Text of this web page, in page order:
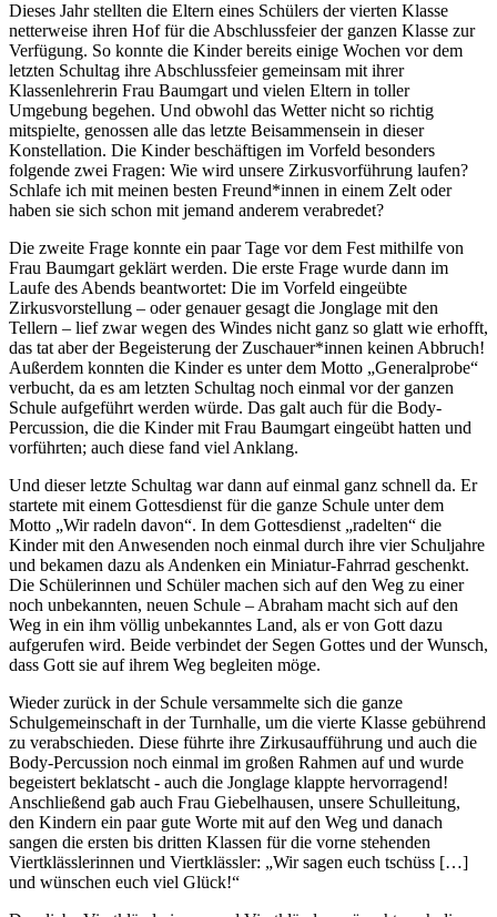
Dieses Jahr stellten die Eltern eines Schülers der vierten Klasse
netterweise ihren Hof für die Abschlussfeier der ganzen Klasse zur
Verfügung. So konnte die Kinder bereits einige Wochen vor dem
letzten Schultag ihre Abschlussfeier gemeinsam mit ihrer
Klassenlehrerin Frau Baumgart und vielen Eltern in toller
Umgebung begehen. Und obwohl das Wetter nicht so richtig
mitspielte, genossen alle das letzte Beisammensein in dieser
Konstellation. Die Kinder beschäftigen im Vorfeld besonders
folgende zwei Fragen: Wie wird unsere Zirkusvorführung laufen?
Schlafe ich mit meinen besten Freund*innen in einem Zelt oder
haben sie sich schon mit jemand anderem verabredet?
Die zweite Frage konnte ein paar Tage vor dem Fest mithilfe von
Frau Baumgart geklärt werden. Die erste Frage wurde dann im
Laufe des Abends beantwortet: Die im Vorfeld eingeübte
Zirkusvorstellung – oder genauer gesagt die Jonglage mit den
Tellern – lief zwar wegen des Windes nicht ganz so glatt wie erhofft,
das tat aber der Begeisterung der Zuschauer*innen keinen Abbruch!
Außerdem konnten die Kinder es unter dem Motto „Generalprobe“
verbucht, da es am letzten Schultag noch einmal vor der ganzen
Schule aufgeführt werden würde. Das galt auch für die Body-
Percussion, die die Kinder mit Frau Baumgart eingeübt hatten und
vorführten; auch diese fand viel Anklang.
Und dieser letzte Schultag war dann auf einmal ganz schnell da. Er
startete mit einem Gottesdienst für die ganze Schule unter dem
Motto „Wir radeln davon“. In dem Gottesdienst „radelten“ die
Kinder mit den Anwesenden noch einmal durch ihre vier Schuljahre
und bekamen dazu als Andenken ein Miniatur-Fahrrad geschenkt.
Die Schülerinnen und Schüler machen sich auf den Weg zu einer
noch unbekannten, neuen Schule – Abraham macht sich auf den
Weg in ein ihm völlig unbekanntes Land, als er von Gott dazu
aufgerufen wird. Beide verbindet der Segen Gottes und der Wunsch,
dass Gott sie auf ihrem Weg begleiten möge.
Wieder zurück in der Schule versammelte sich die ganze
Schulgemeinschaft in der Turnhalle, um die vierte Klasse gebührend
zu verabschieden. Diese führte ihre Zirkusaufführung und auch die
Body-Percussion noch einmal im großen Rahmen auf und wurde
begeistert beklatscht - auch die Jonglage klappte hervorragend!
Anschließend gab auch Frau Giebelhausen, unsere Schulleitung,
den Kindern ein paar gute Worte mit auf den Weg und danach
sangen die ersten bis dritten Klassen für die vorne stehenden
Viertklässlerinnen und Viertklässler: „Wir sagen euch tschüss […]
und wünschen euch viel Glück!“